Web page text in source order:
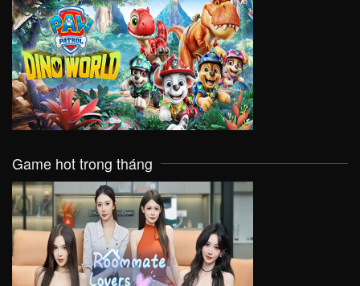
VIEW
Game hot trong tháng
VIEW